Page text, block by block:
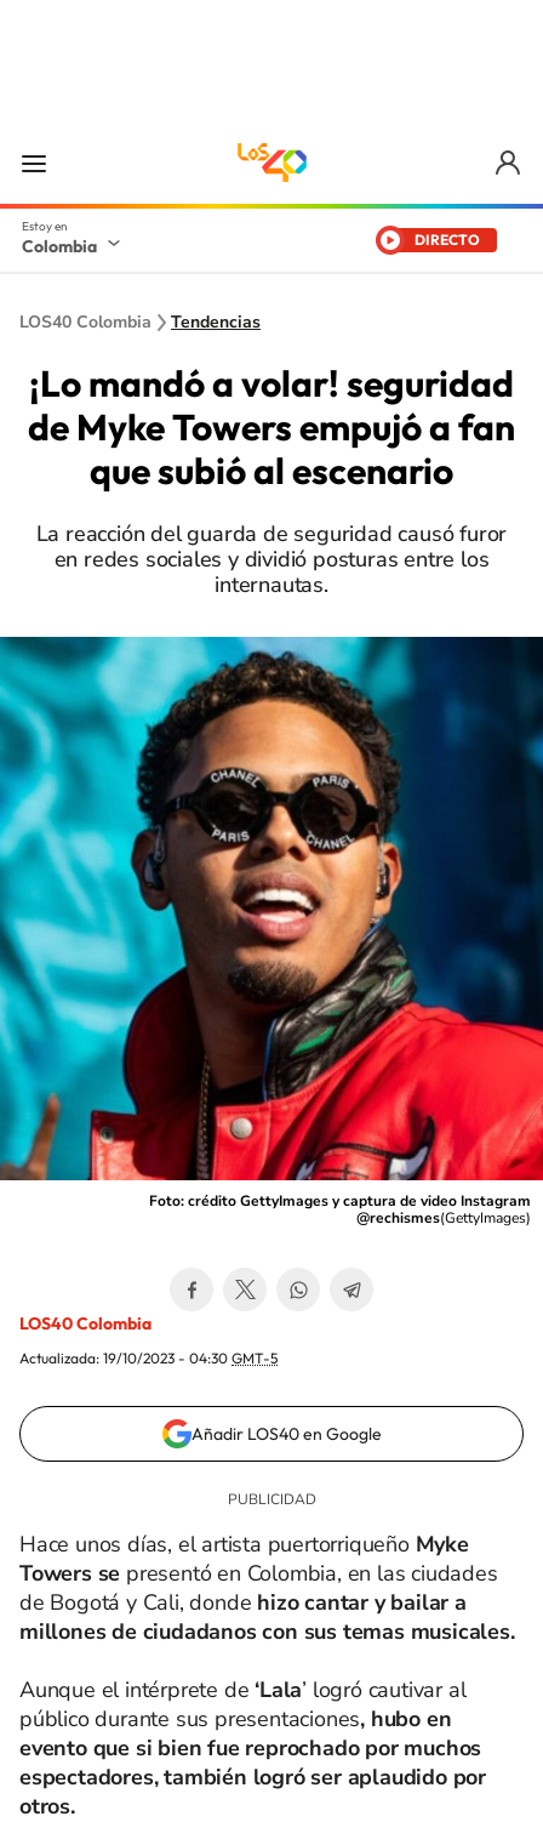
Colombia DIRECTO
LOS40 Colombia Tendencias
¡Lo mandó a volar! seguridad
de Myke Towers empujó a fan
que subió al escenario
La reacción del guarda de seguridad causó furor
en redes sociales y dividió posturas entre los
internautas.
Foto: crédito GettyImages y captura de video Instagram
@rechismes(GettyImages)
LOS40 Colombia
Actualizada: 19/10/2023 - 04:30 GMT-5
Añadir LOS40 en Google
Hace unos días, el artista puertorriqueño Myke
Towers se presentó en Colombia, en las ciudades
de Bogotá y Cali, donde hizo cantar y bailar a
millones de ciudadanos con sus temas musicales.
Aunque el intérprete de ‘Lala’ logró cautivar al
público durante sus presentaciones, hubo en
evento que si bien fue reprochado por muchos
espectadores, también logró ser aplaudido por
otros.